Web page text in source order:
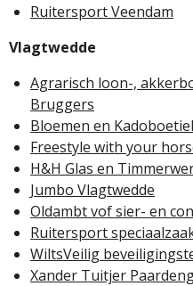
Ruitersport Veendam
Vlagtwedde
Agrarisch loon-,
Bruggers
Bloemen en
Freestyle with your
H&H Glas en
Jumbo Vlagtwedde
Oldambt vof sier- en
Ruitersport
WiltsVeilig
Xander Tuitjer